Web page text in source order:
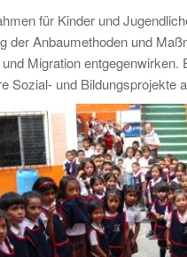
für Kinder und
der Anbaumethoden und
Migration
Sozial- und Bildungsprojekte